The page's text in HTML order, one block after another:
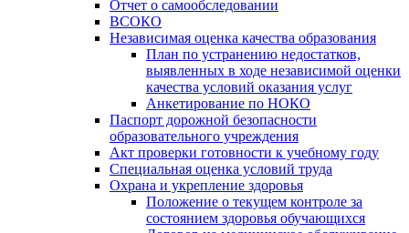
Отчет о самообследовании
ВСОКО
Независимая оценка качества образования
План по устранению недостатков,
выявленных в ходе независимой оценки
качества условий оказания услуг
Анкетирование по НОКО
Паспорт дорожной безопасности
образовательного учреждения
Акт проверки готовности к учебному году
Специальная оценка условий труда
Охрана и укрепление здоровья
Положение о текущем контроле за
состоянием здоровья обучающихся